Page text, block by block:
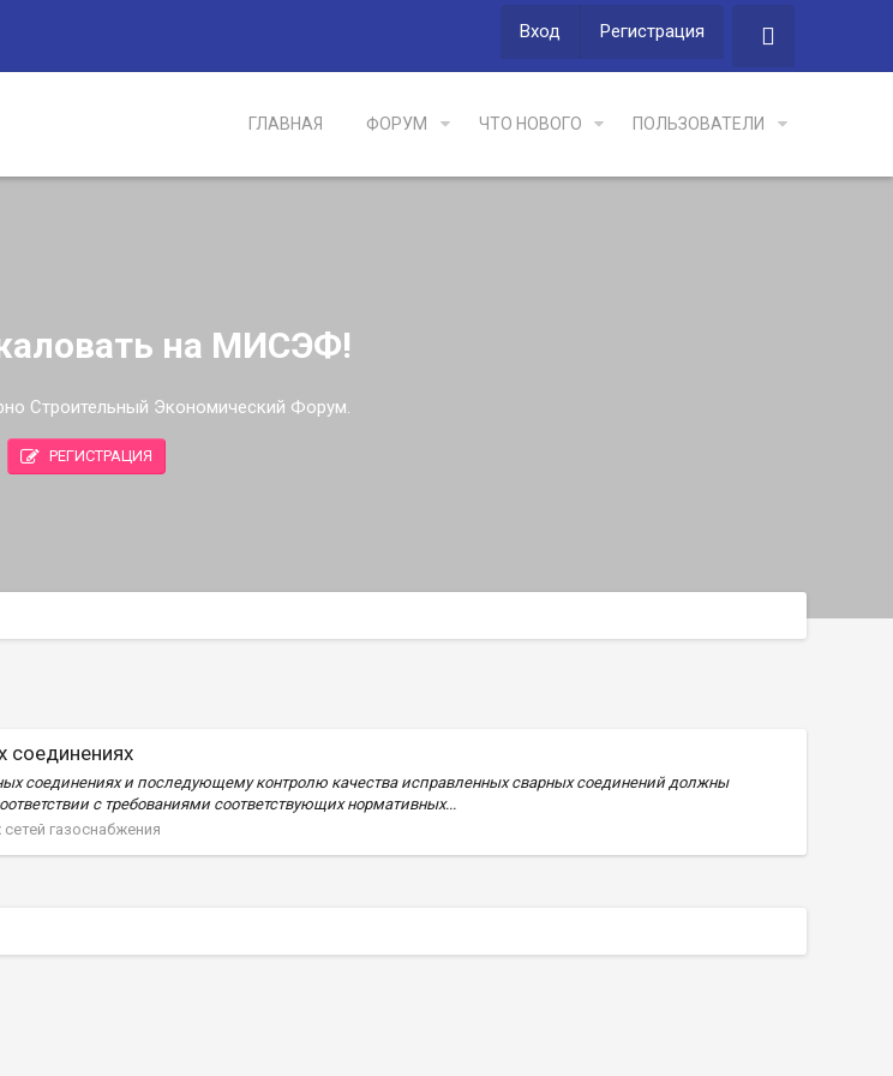
Вход Регистрация
ГЛАВНАЯ ФОРУМ ЧТО НОВОГО ПОЛЬЗОВАТЕЛИ
на МИСЭФ!
Строительный Экономический Форум.
РЕГИСТРАЦИЯ
соединениях
соединениях и последующему контролю качества исправленных сварных соединений должны
с требованиями соответствующих нормативных...
газоснабжения